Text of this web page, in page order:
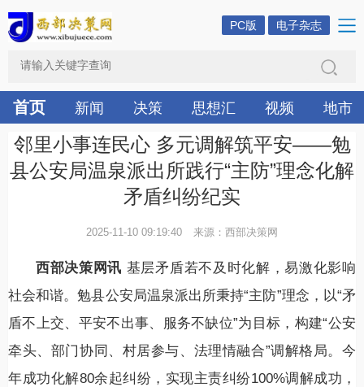
PC版 电子杂志
首页 新闻 决策 思想汇 视频 地市
邻里小事连民心 多元调解筑平安——勉
县公安局温泉派出所践行“主防”理念化解
矛盾纠纷纪实
2025-11-10 09:19:40 来源：西部决策网
西部决策网讯 基层矛盾若不及时化解，易激化影响
社会和谐。勉县公安局温泉派出所秉持“主防”理念，以“矛
盾不上交、平安不出事、服务不缺位”为目标，构建“公安
牵头、部门协同、村居参与、法理情融合”调解格局。今
年成功化解80余起纠纷，实现主责纠纷100%调解成功，